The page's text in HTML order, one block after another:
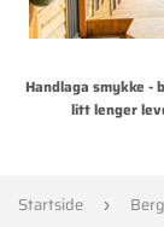
Handlaga smykke
litt lenger
Startside ›